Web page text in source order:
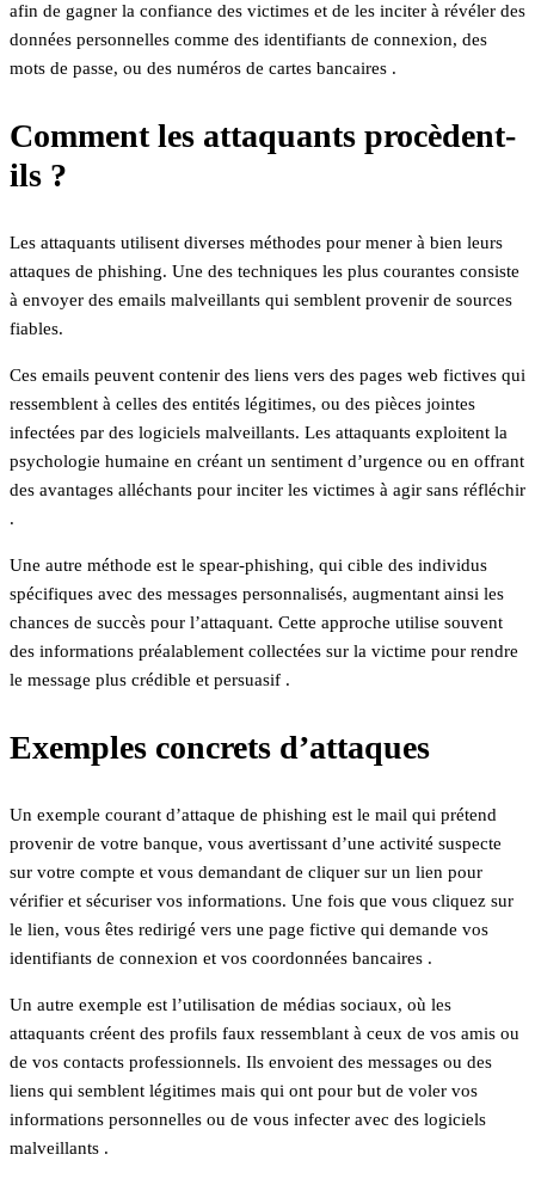
afin de gagner la confiance des victimes et de les inciter à révéler des
données personnelles comme des identifiants de connexion, des
mots de passe, ou des numéros de cartes bancaires .
Comment les attaquants procèdent-
ils ?
Les attaquants utilisent diverses méthodes pour mener à bien leurs
attaques de phishing. Une des techniques les plus courantes consiste
à envoyer des emails malveillants qui semblent provenir de sources
fiables.
Ces emails peuvent contenir des liens vers des pages web fictives qui
ressemblent à celles des entités légitimes, ou des pièces jointes
infectées par des logiciels malveillants. Les attaquants exploitent la
psychologie humaine en créant un sentiment d’urgence ou en offrant
des avantages alléchants pour inciter les victimes à agir sans réfléchir
.
Une autre méthode est le spear-phishing, qui cible des individus
spécifiques avec des messages personnalisés, augmentant ainsi les
chances de succès pour l’attaquant. Cette approche utilise souvent
des informations préalablement collectées sur la victime pour rendre
le message plus crédible et persuasif .
Exemples concrets d’attaques
Un exemple courant d’attaque de phishing est le mail qui prétend
provenir de votre banque, vous avertissant d’une activité suspecte
sur votre compte et vous demandant de cliquer sur un lien pour
vérifier et sécuriser vos informations. Une fois que vous cliquez sur
le lien, vous êtes redirigé vers une page fictive qui demande vos
identifiants de connexion et vos coordonnées bancaires .
Un autre exemple est l’utilisation de médias sociaux, où les
attaquants créent des profils faux ressemblant à ceux de vos amis ou
de vos contacts professionnels. Ils envoient des messages ou des
liens qui semblent légitimes mais qui ont pour but de voler vos
informations personnelles ou de vous infecter avec des logiciels
malveillants .